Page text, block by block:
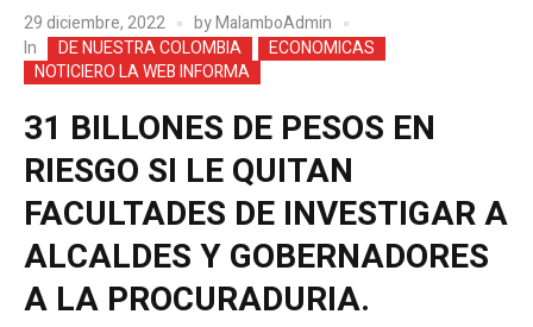
29 diciembre, 2022 byMalamboAdmin
In
DE NUESTRA COLOMBIA
ECONOMICAS
NOTICIERO LA WEB INFORMA
31 BILLONES DE PESOS EN
RIESGO SI LE QUITAN
FACULTADES DE INVESTIGAR A
ALCALDES Y GOBERNADORES
A LA PROCURADURIA.